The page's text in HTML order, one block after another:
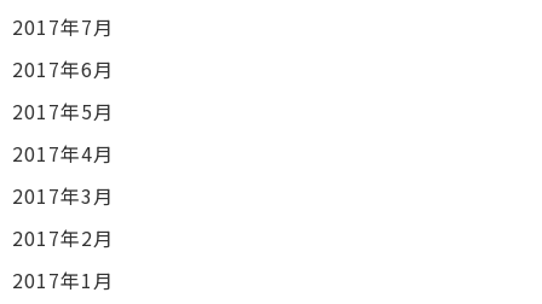
2017年7月
2017年6月
2017年5月
2017年4月
2017年3月
2017年2月
2017年1月